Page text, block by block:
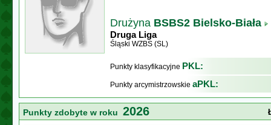
Drużyna BSBS2 Bielsko-Biała
Druga Liga
Śląski WZBS (SL)
Punkty klasyfikacyjne PKL:
Punkty arcymistrzowskie aPKL:
Punkty zdobyte w roku 2026